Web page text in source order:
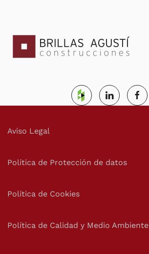
Aviso Legal
Política de Protección de datos
Política de Cookies
Política de Calidad y Medio Ambiente